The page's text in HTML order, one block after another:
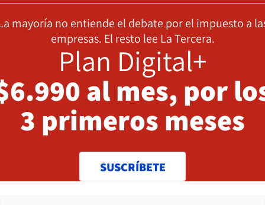
mayoría no entiende el debate por el impuesto a
empresas. El resto lee La Tercera.
Plan Digital+
al mes, por
3 primeros meses
SUSCRÍBETE